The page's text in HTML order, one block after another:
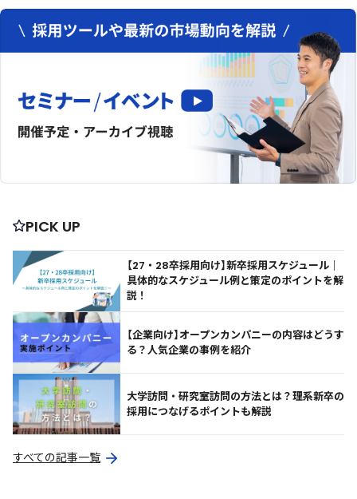
PICK UP
【27・28卒採用向け】新卒採用スケジュール｜
具体的なスケジュール例と策定のポイントを解
説！
【企業向け】オープンカンパニーの内容はどうす
る？人気企業の事例を紹介
大学訪問・研究室訪問の方法とは？理系新卒の
採用につなげるポイントも解説
すべての記事一覧